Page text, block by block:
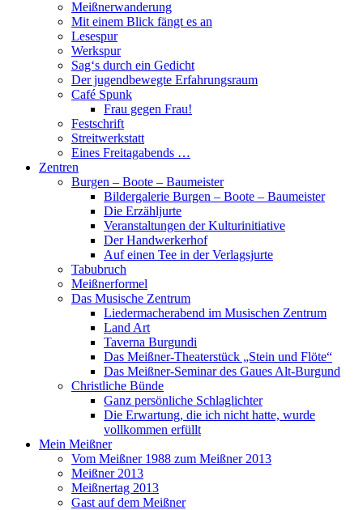
Meißnerwanderung
Mit einem Blick fängt es an
Lesespur
Werkspur
Sag‘s durch ein Gedicht
Der jugendbewegte Erfahrungsraum
Café Spunk
Frau gegen Frau!
Festschrift
Streitwerkstatt
Eines Freitagabends …
Zentren
Burgen – Boote – Baumeister
Bildergalerie Burgen – Boote – Baumeister
Die Erzähljurte
Veranstaltungen der Kulturinitiative
Der Handwerkerhof
Auf einen Tee in der Verlagsjurte
Tabubruch
Meißnerformel
Das Musische Zentrum
Liedermacherabend im Musischen Zentrum
Land Art
Taverna Burgundi
Das Meißner-Theaterstück „Stein und Flöte“
Das Meißner-Seminar des Gaues Alt-Burgund
Christliche Bünde
Ganz persönliche Schlaglichter
Die Erwartung, die ich nicht hatte, wurde
vollkommen erfüllt
Mein Meißner
Vom Meißner 1988 zum Meißner 2013
Meißner 2013
Meißnertag 2013
Gast auf dem Meißner